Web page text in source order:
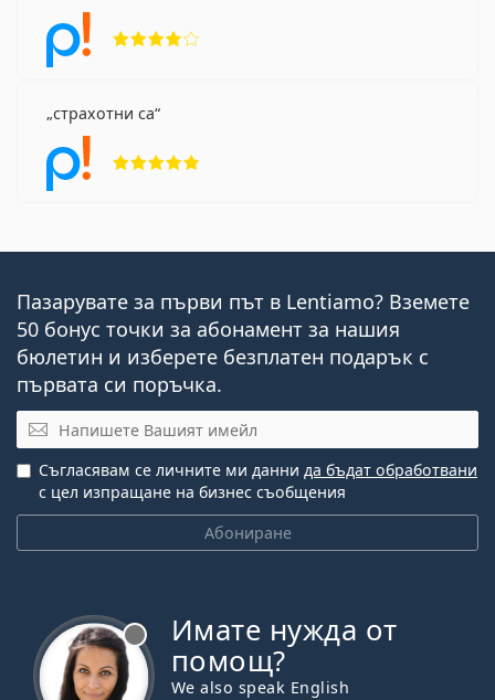
страхотни са
Пазарувате за първи път в Lentiamo? Вземете
50 бонус точки за абонамент за нашия
бюлетин и изберете безплатен подарък с
първата си поръчка.
Имейл
Абониране
Съгласявам се личните ми данни да бъдат обработвани
с цел изпращане на бизнес съобщения
Имате нужда от
помощ?
We also speak English